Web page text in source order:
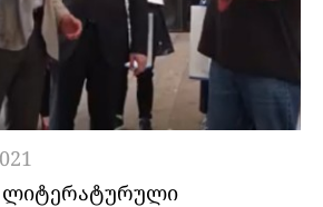
ᲚᲘᲢᲔᲠᲐᲢᲣᲠᲣᲚᲘ